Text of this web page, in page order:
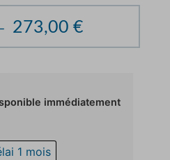
273,00€
immédiatement
1 mois